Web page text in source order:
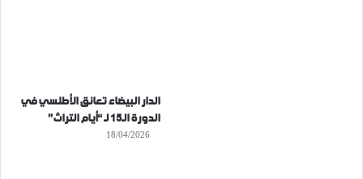
الدار البيضاء تعانق الأطلسي في
الدورة الـ15 لـ “أيام التراث”
18/04/2026